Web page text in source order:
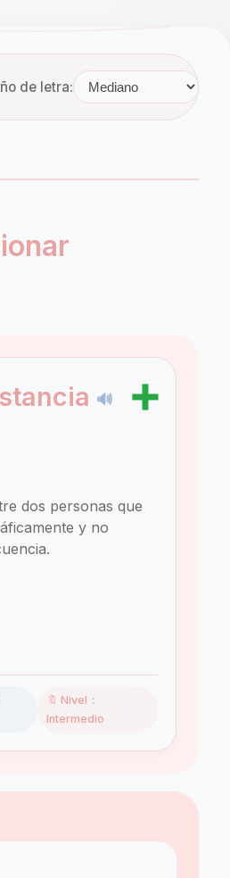
de letra:
🔊 ➕
dos personas que
y no
🔖 Nivel：
Intermedio